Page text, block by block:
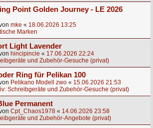
Point Golden Journey - LE 2026
mke « 18.06.2026 13:25
Marken
Light Lavender
hincipincie « 17.06.2026 22:24
und Zubehör-Gesuche (privat)
Ring für Pelikan 100
Pelikano Modell zwo « 15.06.2026 21:53
Schreibgeräte und Zubehör-Gesuche (privat)
Permanent
Cpt_Chaos1978 « 14.06.2026 23:58
und Zubehör-Angebote (privat)